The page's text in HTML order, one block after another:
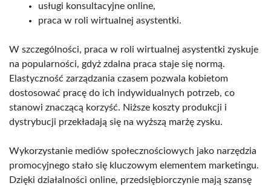
usługi konsultacyjne online,
praca w roli wirtualnej asystentki.
W szczególności, praca w roli wirtualnej asystentki zyskuje
na popularności, gdyż zdalna praca staje się normą.
Elastyczność zarządzania czasem pozwala kobietom
dostosować pracę do ich indywidualnych potrzeb, co
stanowi znaczącą korzyść. Niższe koszty produkcji i
dystrybucji przekładają się na wyższą marżę zysku.
Wykorzystanie mediów społecznościowych jako narzędzia
promocyjnego stało się kluczowym elementem marketingu.
Dzięki działalności online, przedsiębiorczynie mają szansę